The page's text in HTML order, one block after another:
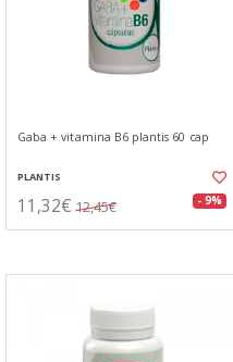
Gaba + vitamina B6 plantis 60 cap
PLANTIS
11,32€ 12,45€ - 9%